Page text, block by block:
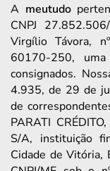
A meutudo
CNPJ
Virgílio Távora,
60170-250,
consignados.
4.935, de 29 de
de
PARATI
S/A, instituição
Cidade de Vitória,